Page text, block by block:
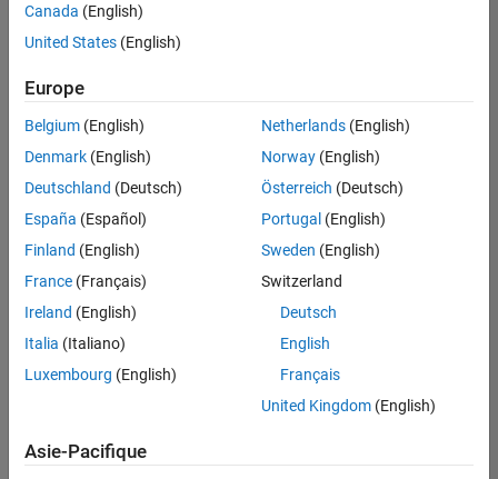
aucune
offre
d'emploi
correspondant
à vos
critères
de
recherche.
Vous
pouvez
élargir
votre
recherche
ou
afficher
l’ensemble
d'emploi.
Canada (English)
United States (English)
Europe
Belgium (English)
Denmark (English)
Deutschland (Deutsch)
España (Español)
Finland (English)
France (Français)
Ireland (English)
Italia (Italiano)
Luxembourg (English)
Netherlands(English)
Norway(English)
Österreich (Deutsch)
Portugal (English)
Sweden (English)
Switzerland
Deutsch
English
Français
United Kingdom(English)
Asie-Pacifique